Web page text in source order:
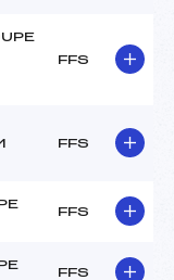
FFS
FFS
FFS
FFS